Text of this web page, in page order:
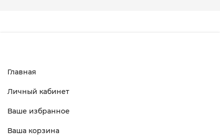
Главная
Личный кабинет
Ваше избранное
Ваша корзина